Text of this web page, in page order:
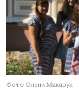
Фото Олени Макарук